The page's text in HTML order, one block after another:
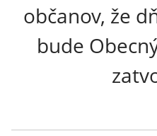
občanov, že
bude